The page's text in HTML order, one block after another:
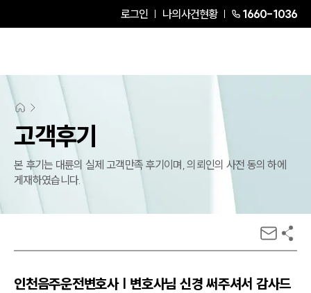
로그인 나의사건현황 1660-1036
고객후기
본 후기는 대륜의 실제 고객만족 후기이며, 의뢰인의 사전 동의 하에
게재하였습니다.
인천음주운전변호사 | 변호사님 신경 써주셔서 감사드